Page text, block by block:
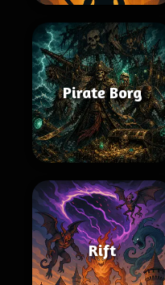
Pirate Borg
Rift